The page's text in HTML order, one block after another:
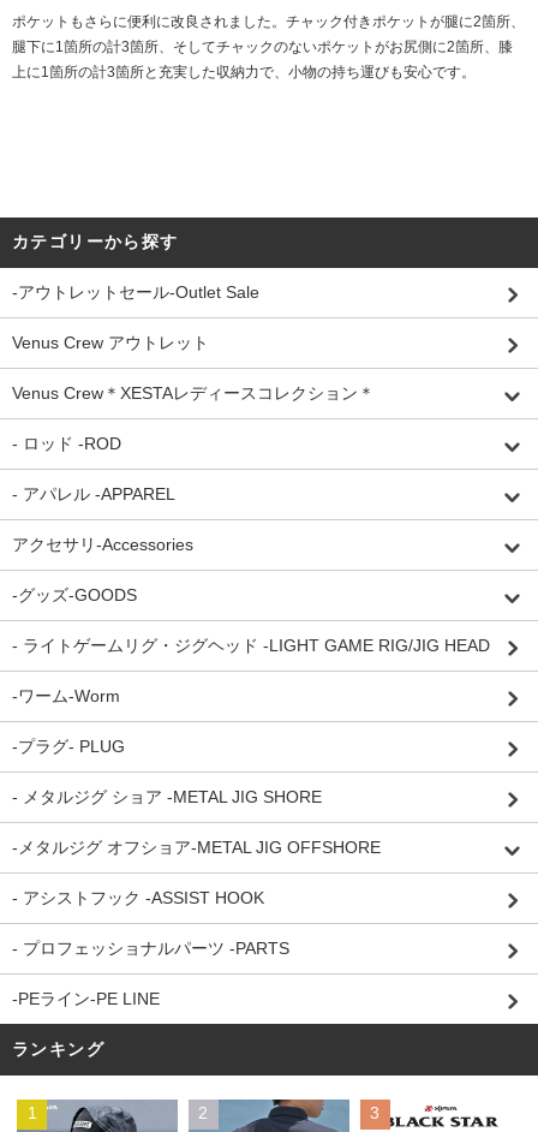
ポケットもさらに便利に改良されました。チャック付きポケットが腿に2箇所、
腿下に1箇所の計3箇所、そしてチャックのないポケットがお尻側に2箇所、膝
上に1箇所の計3箇所と充実した収納力で、小物の持ち運びも安心です。
カテゴリーから探す
-アウトレットセール-Outlet Sale
Venus Crew アウトレット
Venus Crew＊XESTAレディースコレクション＊
- ロッド -ROD
- アパレル -APPAREL
アクセサリ-Accessories
-グッズ-GOODS
- ライトゲームリグ・ジグヘッド -LIGHT GAME RIG/JIG HEAD
-ワーム-Worm
-プラグ- PLUG
- メタルジグ ショア -METAL JIG SHORE
-メタルジグ オフショア-METAL JIG OFFSHORE
- アシストフック -ASSIST HOOK
- プロフェッショナルパーツ -PARTS
-PEライン-PE LINE
ランキング
1 2 3